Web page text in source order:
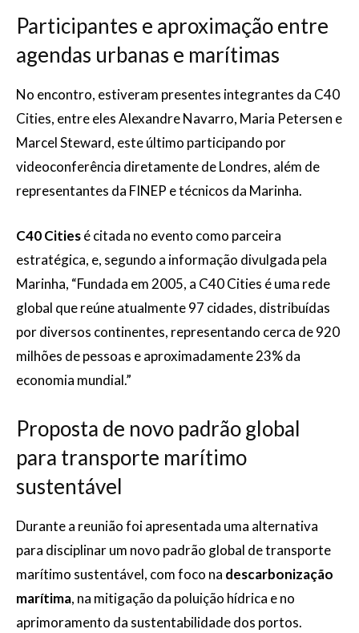
Participantes e aproximação entre
agendas urbanas e marítimas
No encontro, estiveram presentes integrantes da C40
Cities, entre eles Alexandre Navarro, Maria Petersen e
Marcel Steward, este último participando por
videoconferência diretamente de Londres, além de
representantes da FINEP e técnicos da Marinha.
C40 Citiesé citada no evento como parceira
estratégica, e, segundo a informação divulgada pela
Marinha, “Fundada em 2005, a C40 Cities é uma rede
global que reúne atualmente 97 cidades, distribuídas
por diversos continentes, representando cerca de 920
milhões de pessoas e aproximadamente 23% da
economia mundial.”
Proposta de novo padrão global
para transporte marítimo
sustentável
Durante a reunião foi apresentada uma alternativa
para disciplinar um novo padrão global de transporte
marítimo sustentável, com foco na descarbonização
marítima, na mitigação da poluição hídrica e no
aprimoramento da sustentabilidade dos portos.